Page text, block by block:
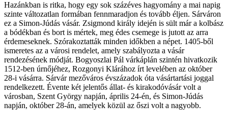
Hazánkban is ritka, hogy egy sok százéves hagyomány a mai napig
szinte változatlan formában fennmaradjon és tovább éljen. Sárváron
ez a Simon-Júdás vásár. Zsigmond király idején is sült már a kolbász
a bódékban és bort is mértek, meg édes csemege is jutott az arra
érdemeseknek. Szórakoztatták minden időkben a népet. 1405-ből
ismeretes az a városi rendelet, amely szabályozta a vásár
rendezésének módját. Bogyoszlai Pál várkáplán szintén hivatkozik
1512-ben úrnőjéhez, Rozgonyi Klárához írt levelében az október
28-i vásárra. Sárvár mezőváros évszázadok óta vásártartási joggal
rendelkezett. Évente két jelentős állat- és kirakodóvásár volt a
városban, Szent György napján, április 24-én, és Simon-Júdás
napján, október 28-án, amelyek közül az őszi volt a nagyobb.